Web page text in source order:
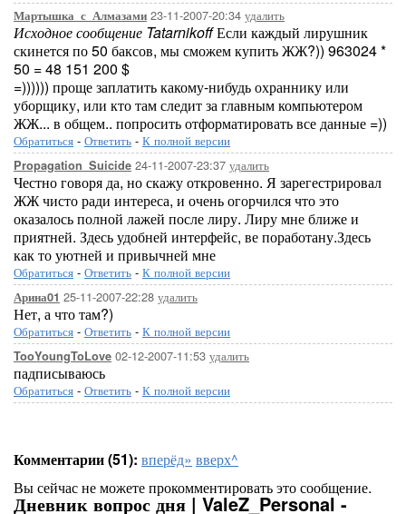
Мартышка_с_Алмазами 23-11-2007-20:34 удалить
Исходное сообщение TatarnikoffЕсли каждый лирушник
скинется по 50 баксов, мы сможем купить ЖЖ?)) 963024 *
50 = 48 151 200 $
=)))))) проще заплатить какому-нибудь охраннику или
уборщику, или кто там следит за главным компьютером
ЖЖ... в общем.. попросить отформатировать все данные =))
Обратиться - Ответить - К полной версии
Propagation_Suicide 24-11-2007-23:37 удалить
Честно говоря да, но скажу откровенно. Я зарегестрировал
ЖЖ чисто ради интереса, и очень огорчился что это
оказалось полной лажей после лиру. Лиру мне ближе и
приятней. Здесь удобней интерфейс, ве поработану.Здесь
как то уютней и привычней мне
Обратиться - Ответить - К полной версии
Арина01 25-11-2007-22:28 удалить
Нет, а что там?)
Обратиться - Ответить - К полной версии
TooYoungToLove 02-12-2007-11:53 удалить
падписываюсь
Обратиться - Ответить - К полной версии
Комментарии (51): вперёд» вверх^
Вы сейчас не можете прокомментировать это сообщение.
Дневник вопрос дня | ValeZ_Personal -